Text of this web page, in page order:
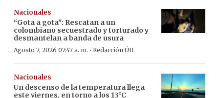
Nacionales
“Gota a gota": Rescatan a un
colombiano secuestrado y torturado y
desmantelan a banda de usura
Agosto 7, 2026 07:47 a. m. · Redacción ÚH
Nacionales
Un descenso de la temperatura llega
este viernes, en torno a los 13°C